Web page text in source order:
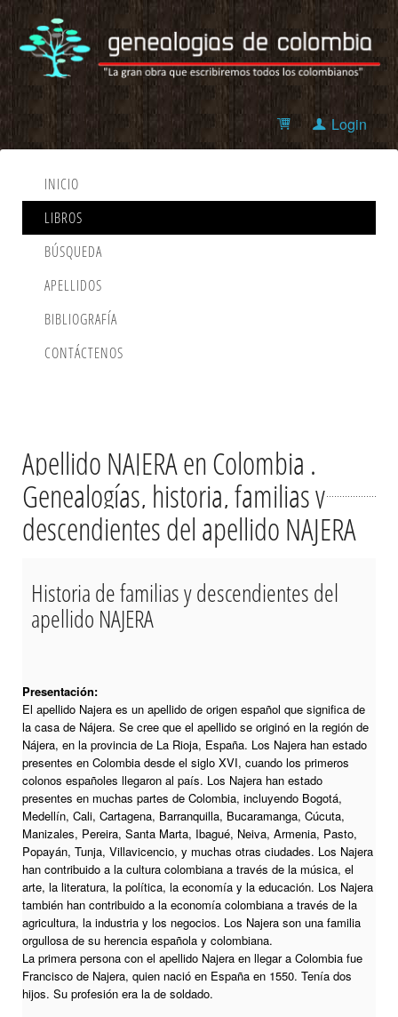
Login
INICIO
LIBROS
BÚSQUEDA
APELLIDOS
BIBLIOGRAFÍA
CONTÁCTENOS
Apellido NAJERA en Colombia .
Genealogías, historia, familias y
descendientes del apellido NAJERA
Historia de familias y descendientes del
apellido NAJERA
Presentación:
El apellido Najera es un apellido de origen español que significa de
la casa de Nájera. Se cree que el apellido se originó en la región de
Nájera, en la provincia de La Rioja, España. Los Najera han estado
presentes en Colombia desde el siglo XVI, cuando los primeros
colonos españoles llegaron al país. Los Najera han estado
presentes en muchas partes de Colombia, incluyendo Bogotá,
Medellín, Cali, Cartagena, Barranquilla, Bucaramanga, Cúcuta,
Manizales, Pereira, Santa Marta, Ibagué, Neiva, Armenia, Pasto,
Popayán, Tunja, Villavicencio, y muchas otras ciudades. Los Najera
han contribuido a la cultura colombiana a través de la música, el
arte, la literatura, la política, la economía y la educación. Los Najera
también han contribuido a la economía colombiana a través de la
agricultura, la industria y los negocios. Los Najera son una familia
orgullosa de su herencia española y colombiana.
La primera persona con el apellido Najera en llegar a Colombia fue
Francisco de Najera, quien nació en España en 1550. Tenía dos
hijos. Su profesión era la de soldado.